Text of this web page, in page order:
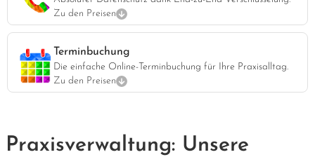
Zu den Preisen
Terminbuchung
Die einfache Online-Terminbuchung für Ihre Praxisalltag.
Zu den Preisen
Praxisverwaltung: Unsere